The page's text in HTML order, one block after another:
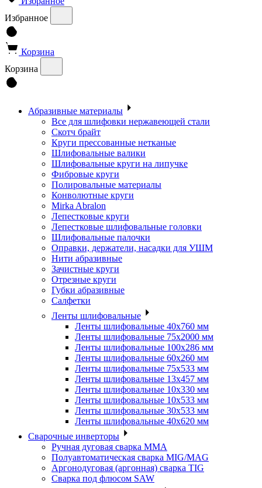
Избранное
Корзина
Корзина
Абразивные материалы
Все для шлифовки нержавеющей стали
Скотч брайт
Круги прессованные нетканые
Шлифовальные валики
Шлифовальные круги на липучке
Фибровые круги
Полировальные материалы
Конволютные круги
Mirka Abralon
Лепестковые круги
Лепестковые шлифовальные головки
Шлифовальные палочки
Оправки, держатели, насадки для УШМ
Нити абразивные
Зачистные круги
Отрезные круги
Губки абразивные
Салфетки
Ленты шлифовальные
Ленты шлифовальные 40х760 мм
Ленты шлифовальные 75х2000 мм
Ленты шлифовальные 100х286 мм
Ленты шлифовальные 60х260 мм
Ленты шлифовальные 75х533 мм
Ленты шлифовальные 13х457 мм
Ленты шлифовальные 10х330 мм
Ленты шлифовальные 10х533 мм
Ленты шлифовальные 30х533 мм
Ленты шлифовальные 40х620 мм
Сварочные инверторы
Ручная дуговая сварка MMA
Полуавтоматическая сварка MIG/MAG
Аргонодуговая (аргонная) сварка TIG
Сварка под флюсом SAW